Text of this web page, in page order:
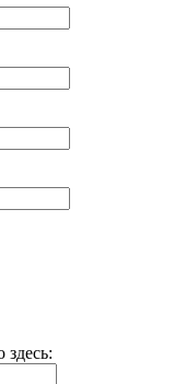
здесь: